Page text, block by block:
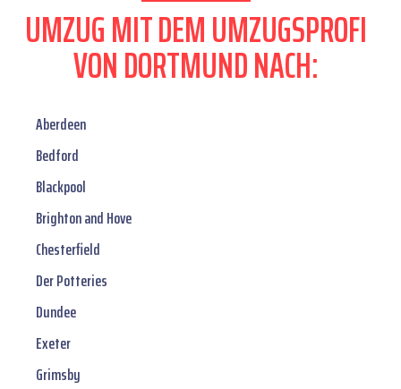
UMZUG MIT DEM UMZUGSPROFI
VON DORTMUND NACH:
Aberdeen
Bedford
Blackpool
Brighton and Hove
Chesterfield
Der Potteries
Dundee
Exeter
Grimsby